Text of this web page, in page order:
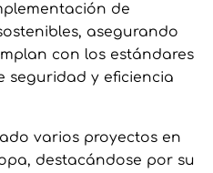
de
asegurando
con los estándares
seguridad y eficiencia
varios proyectos en
destacándose por su